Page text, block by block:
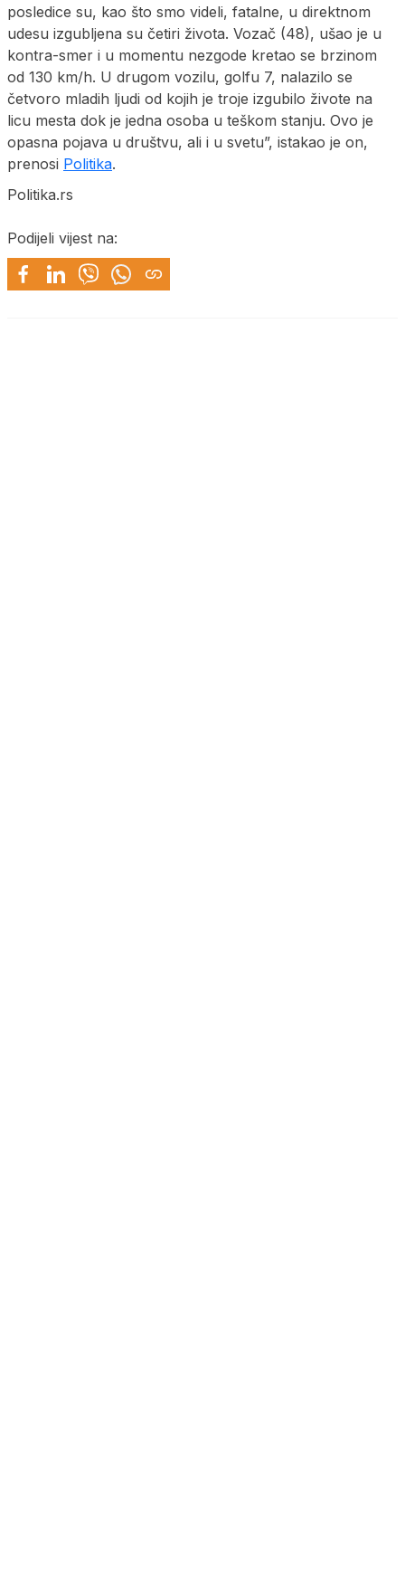
posledice su, kao što smo videli, fatalne, u direktnom
udesu izgubljena su četiri života. Vozač (48), ušao je u
kontra-smer i u momentu nezgode kretao se brzinom
od 130 km/h. U drugom vozilu, golfu 7, nalazilo se
četvoro mladih ljudi od kojih je troje izgubilo živote na
licu mesta dok je jedna osoba u teškom stanju. Ovo je
opasna pojava u društvu, ali i u svetu”, istakao je on,
prenosi Politika.
Politika.rs
Podijeli vijest na: